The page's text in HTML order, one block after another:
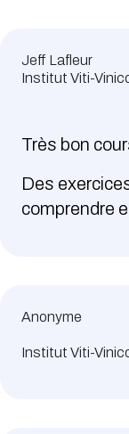
Jeff Lafleur
Institut Viti-
Très bon
Des
comprendre
Anonyme
Institut Viti-